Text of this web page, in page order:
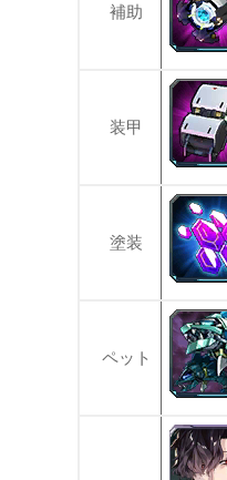
補助
装甲
塗装
ペット